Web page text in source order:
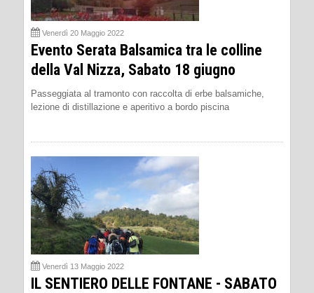
Venerdì 20 Maggio 2022
Evento Serata Balsamica tra le colline
della Val Nizza, Sabato 18 giugno
Passeggiata al tramonto con raccolta di erbe balsamiche,
lezione di distillazione e aperitivo a bordo piscina
Venerdì 13 Maggio 2022
IL SENTIERO DELLE FONTANE - SABATO